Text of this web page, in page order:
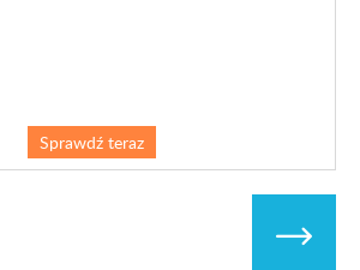
Sprawdź teraz